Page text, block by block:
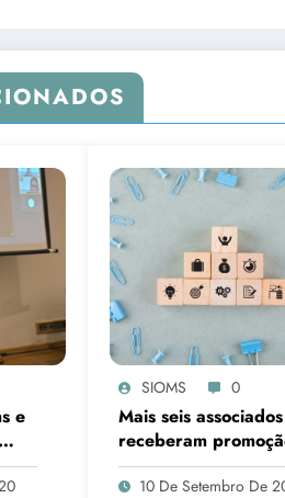
e
SIOMS 0
Mais seis associados
receberam
horizontal após
do SIOMS
10 De Setembro De